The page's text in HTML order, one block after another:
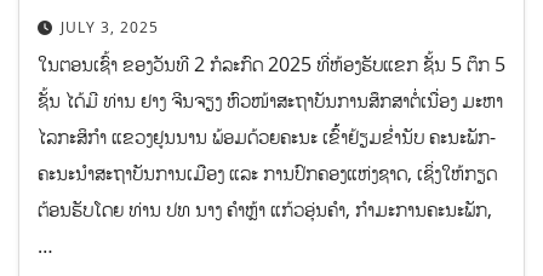
JULY 3, 2025
ໃນຕອນເຊົ້າ ຂອງວັນທີ 2 ກໍລະກົດ 2025 ທີ່ຫ້ອງຮັບແຂກ ຊັ້ນ 5 ຕຶກ 5
ຊັ້ນ ໄດ້ມີ ທ່ານ ຢາງ ຈີນຈຽງ ຫົວໜ້າສະຖາບັນການສຶກສາຕໍ່ເນື່ອງ ມະຫາ
ໄລກະສິກຳ ແຂວງຢູນນານ ພ້ອມດ້ວຍຄະນະ ເຂົ້້າຢ້ຽມຂໍ່ານັບ ຄະນະພັກ-
ຄະນະນໍາສະຖາບັນການເມືອງ ແລະ ການປົກຄອງແຫ່ງຊາດ, ເຊິ່ງໃຫ້ກຽດ
ຕ້ອນຮັບໂດຍ ທ່ານ ປທ ນາງ ຄໍາຫຼ້າ ແກ້ວອຸ່ນຄໍາ, ກໍາມະການຄະນະພັກ,
…